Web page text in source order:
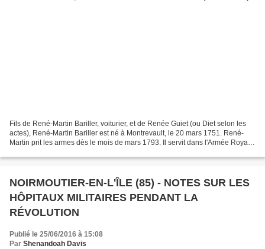
Fils de René-Martin Bariller, voiturier, et de Renée Guiet (ou Diet selon les
actes), René-Martin Bariller est né à Montrevault, le 20 mars 1751. René-
Martin prit les armes dès le mois de mars 1793. Il servit dans l'Armée Royale
NOIRMOUTIER-EN-L'ÎLE (85) - NOTES SUR LES
HÔPITAUX MILITAIRES PENDANT LA
RÉVOLUTION
Publié le 25/06/2016 à 15:08
Par Shenandoah Davis